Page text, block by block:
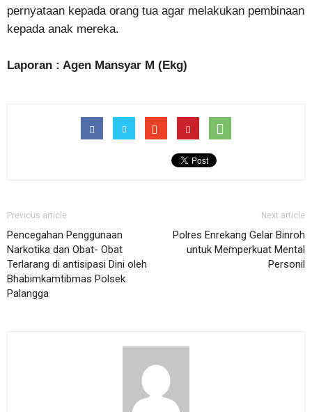
pernyataan kepada orang tua agar melakukan pembinaan
kepada anak mereka.
Laporan : Agen Mansyar M (Ekg)
Previous article
Pencegahan Penggunaan
Narkotika dan Obat- Obat
Terlarang di antisipasi Dini oleh
Bhabimkamtibmas Polsek
Palangga
Next article
Polres Enrekang Gelar Binroh
untuk Memperkuat Mental
Personil